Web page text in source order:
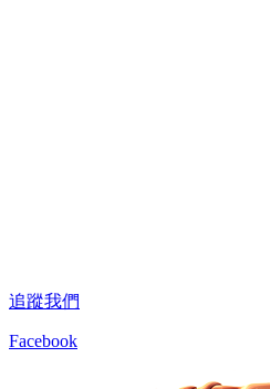
追蹤我們
Facebook